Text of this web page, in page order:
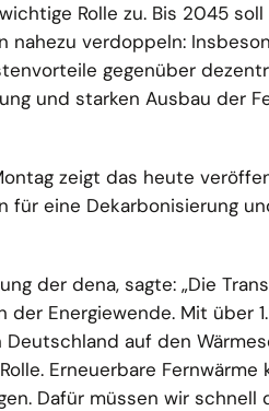
Rolle zu. Bis 2045
nahezu verdoppeln:
gegenüber
und starken Ausbau der
zeigt das heute
für eine Dekarbonisierung
der dena, sagte: „Die
Energiewende. Mit über
auf den
Erneuerbare Fernwärme
Dafür müssen wir schnell